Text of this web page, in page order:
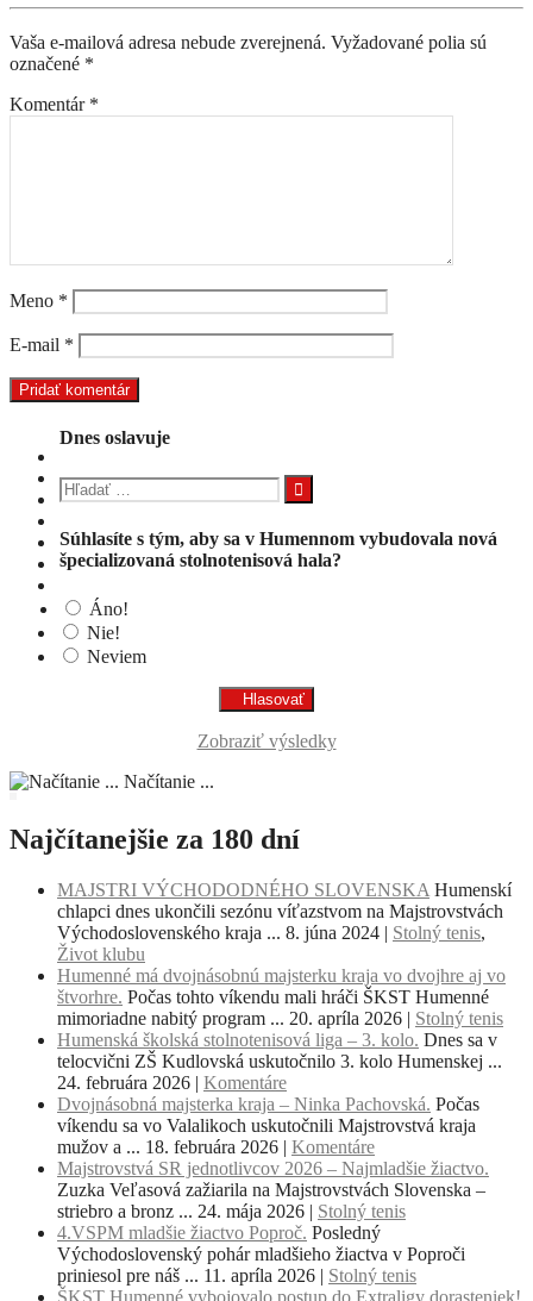
príspevku
Vaša e-mailová adresa nebude zverejnená. Vyžadované polia sú
označené *
Komentár *
Meno *
E-mail *
Dnes oslavuje
Hľadať:
Súhlasíte s tým, aby sa v Humennom vybudovala nová
špecializovaná stolnotenisová hala?
Áno!
Nie!
Neviem
Zobraziť výsledky
Načítanie ...
Najčítanejšie za 180 dní
MAJSTRI VÝCHODODNÉHO SLOVENSKA Humenskí
chlapci dnes ukončili sezónu víťazstvom na Majstrovstvách
Východoslovenského kraja ... 8. júna 2024 | Stolný tenis,
Život klubu
Humenné má dvojnásobnú majsterku kraja vo dvojhre aj vo
štvorhre. Počas tohto víkendu mali hráči ŠKST Humenné
mimoriadne nabitý program ... 20. apríla 2026 | Stolný tenis
Humenská školská stolnotenisová liga – 3. kolo. Dnes sa v
telocvični ZŠ Kudlovská uskutočnilo 3. kolo Humenskej ...
24. februára 2026 | Komentáre
Dvojnásobná majsterka kraja – Ninka Pachovská. Počas
víkendu sa vo Valalikoch uskutočnili Majstrovstvá kraja
mužov a ... 18. februára 2026 | Komentáre
Majstrovstvá SR jednotlivcov 2026 – Najmladšie žiactvo.
Zuzka Veľasová zažiarila na Majstrovstvách Slovenska –
striebro a bronz ... 24. mája 2026 | Stolný tenis
4.VSPM mladšie žiactvo Poproč. Posledný
Východoslovenský pohár mladšieho žiactva v Poproči
priniesol pre náš ... 11. apríla 2026 | Stolný tenis
ŠKST Humenné vybojovalo postup do Extraligy dorasteniek!